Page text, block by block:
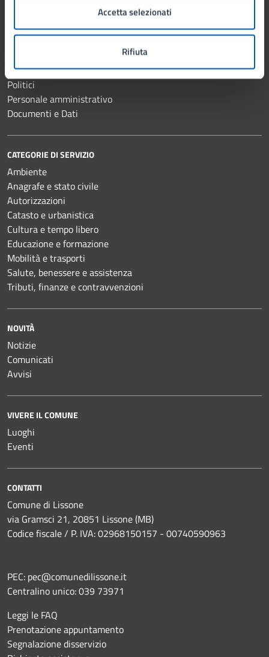
Accetta selezionati
Rifiuta
Organi di governo
Aree amministrative
Enti e fondazioni
Politici
Personale amministrativo
Documenti e Dati
CATEGORIE DI SERVIZIO
Ambiente
Anagrafe e stato civile
Autorizzazioni
Catasto e urbanistica
Cultura e tempo libero
Educazione e formazione
Mobilità e trasporti
Salute, benessere e assistenza
Tributi, finanze e contravvenzioni
NOVITÀ
Notizie
Comunicati
Avvisi
VIVERE IL COMUNE
Luoghi
Eventi
CONTATTI
Comune di Lissone
via Gramsci 21, 20851 Lissone (MB)
Codice fiscale / P. IVA: 02968150157 - 00740590963
PEC: pec@comunedilissone.it
Centralino unico:039 73971
Leggi le FAQ
Prenotazione appuntamento
Segnalazione disservizio